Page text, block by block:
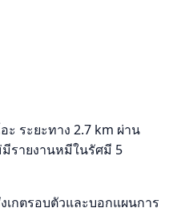
ะ ระยะทาง 2.7 km ผ่าน
รายงานหมีในรัศมี 5
เกตรอบตัวและบอกแผนการ